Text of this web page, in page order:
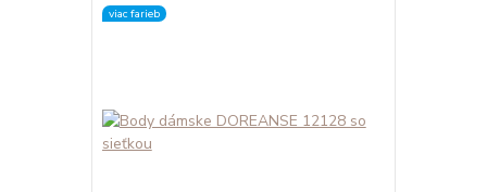
viac farieb